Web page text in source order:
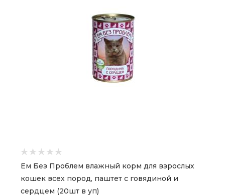
Ем Без Проблем влажный корм для взрослых
кошек всех пород, паштет с говядиной и
сердцем (20шт в уп)